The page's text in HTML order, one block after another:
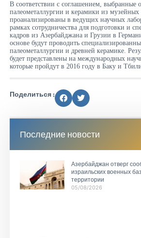
В соответствии с соглашением, выбранные
палеометаллургии и керамики из музейных
проанализированы в ведущих научных
рамках сотрудничества для подготовки и
кадров из Азербайджана и Грузии в
основе будут проводить
палеометаллургии и древней керамике.
будет представлены на международных
которые пройдут в 2016 году в Баку и
Поделиться :
Последние новости
Азербайджан отверг
израильских военных
территории
05/08/2026